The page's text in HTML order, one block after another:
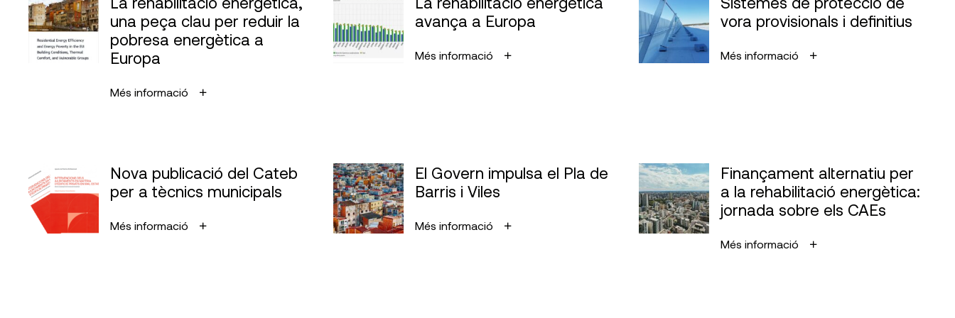
una peça clau per reduir la
pobresa energètica a
Europa
Més informació
avança a Europa
Més informació
vora provisionals i definitius
Més informació
Nova publicació del Cateb
per a tècnics municipals
Més informació
El Govern impulsa el Pla de
Barris i Viles
Més informació
Finançament alternatiu per
a la rehabilitació energètica:
jornada sobre els CAEs
Més informació